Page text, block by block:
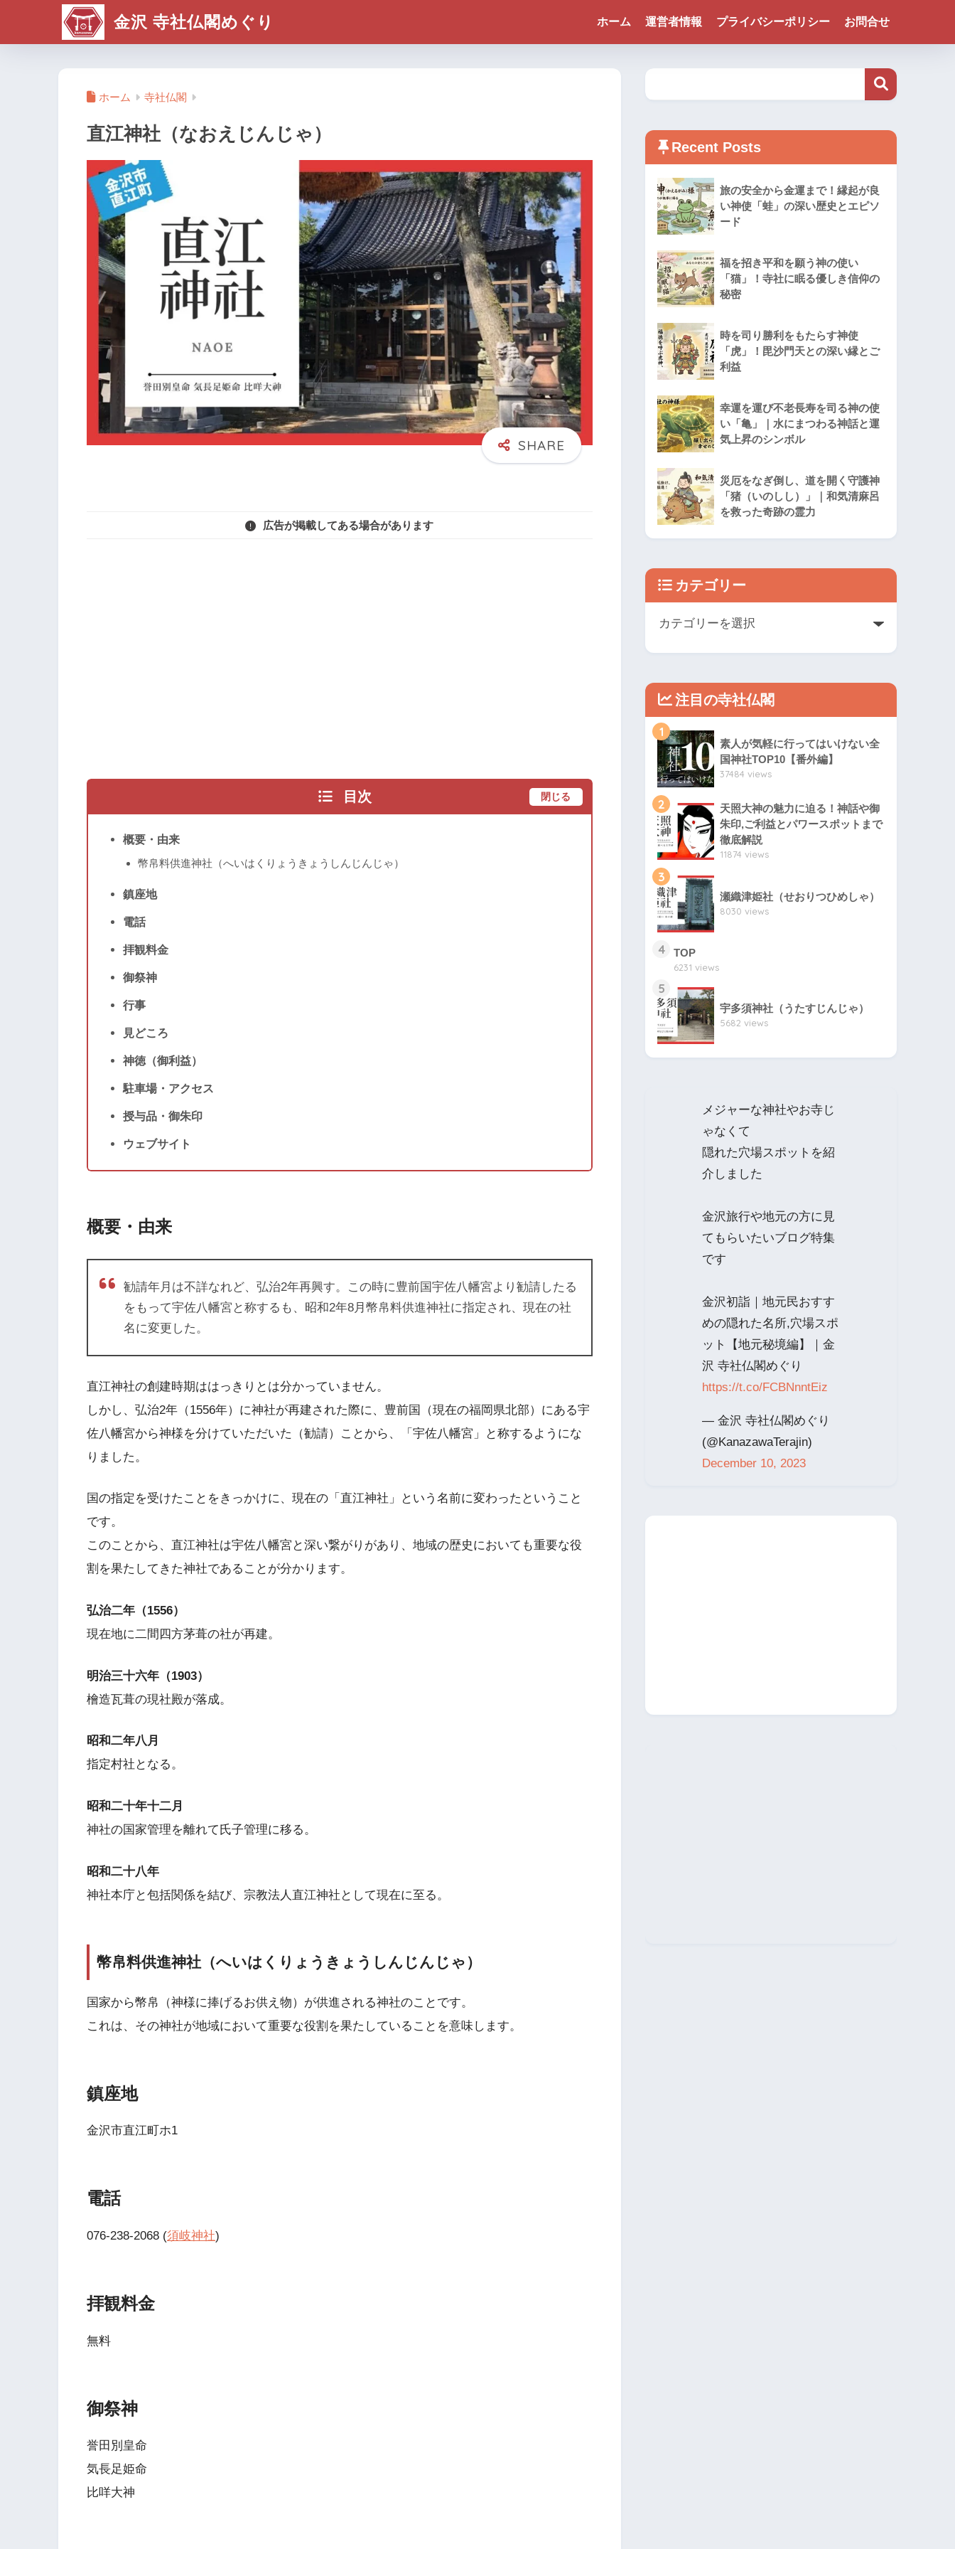
金沢 寺社仏閣めぐり ホーム 運営者情報 プライバシーポリシー お問合せ
ホーム 寺社仏閣
直江神社（なおえじんじゃ）
広告が掲載してある場合があります
目次 閉じる
概要・由来
幣帛料供進神社（へいはくりょうきょうしんじんじゃ）
鎮座地
電話
拝観料金
御祭神
行事
見どころ
神徳（御利益）
駐車場・アクセス
授与品・御朱印
ウェブサイト
概要・由来
勧請年月は不詳なれど、弘治2年再興す。この時に豊前国宇佐八幡宮より勧請したる
をもって宇佐八幡宮と称するも、昭和2年8月幣帛料供進神社に指定され、現在の社
名に変更した。
直江神社の創建時期ははっきりとは分かっていません。
しかし、弘治2年（1556年）に神社が再建された際に、豊前国（現在の福岡県北部）にある宇
佐八幡宮から神様を分けていただいた（勧請）ことから、「宇佐八幡宮」と称するようにな
りました。
国の指定を受けたことをきっかけに、現在の「直江神社」という名前に変わったということ
です。
このことから、直江神社は宇佐八幡宮と深い繋がりがあり、地域の歴史においても重要な役
割を果たしてきた神社であることが分かります。
弘治二年（1556）
現在地に二間四方茅葺の社が再建。
明治三十六年（1903）
檜造瓦葺の現社殿が落成。
昭和二年八月
指定村社となる。
昭和二十年十二月
神社の国家管理を離れて氏子管理に移る。
昭和二十八年
神社本庁と包括関係を結び、宗教法人直江神社として現在に至る。
幣帛料供進神社（へいはくりょうきょうしんじんじゃ）
国家から幣帛（神様に捧げるお供え物）が供進される神社のことです。
これは、その神社が地域において重要な役割を果たしていることを意味します。
鎮座地
金沢市直江町ホ1
電話
076-238-2068 (須岐神社)
拝観料金
無料
御祭神
誉田別皇命
気長足姫命
比咩大神
Recent Posts
旅の安全から金運まで！縁起が良
い神使「蛙」の深い歴史とエピソ
ード
福を招き平和を願う神の使い
「猫」！寺社に眠る優しき信仰の
秘密
時を司り勝利をもたらす神使
「虎」！毘沙門天との深い縁とご
利益
幸運を運び不老長寿を司る神の使
い「亀」｜水にまつわる神話と運
気上昇のシンボル
災厄をなぎ倒し、道を開く守護神
「猪（いのしし）」｜和気清麻呂
を救った奇跡の霊力
カテゴリー
注目の寺社仏閣
1
素人が気軽に行ってはいけない全
国神社TOP10【番外編】
37484 views
2
天照大神の魅力に迫る！神話や御
朱印,ご利益とパワースポットまで
徹底解説
11874 views
3
瀬織津姫社（せおりつひめしゃ）
8030 views
4 TOP
6231 views
5
宇多須神社（うたすじんじゃ）
5682 views
メジャーな神社やお寺じ
ゃなくて
隠れた穴場スポットを紹
介しました
金沢旅行や地元の方に見
てもらいたいブログ特集
です
金沢初詣｜地元民おすす
めの隠れた名所,穴場スポ
ット【地元秘境編】｜金
沢 寺社仏閣めぐり
https://t.co/FCBNnntEiz
— 金沢 寺社仏閣めぐり
(@KanazawaTerajin)
December 10, 2023